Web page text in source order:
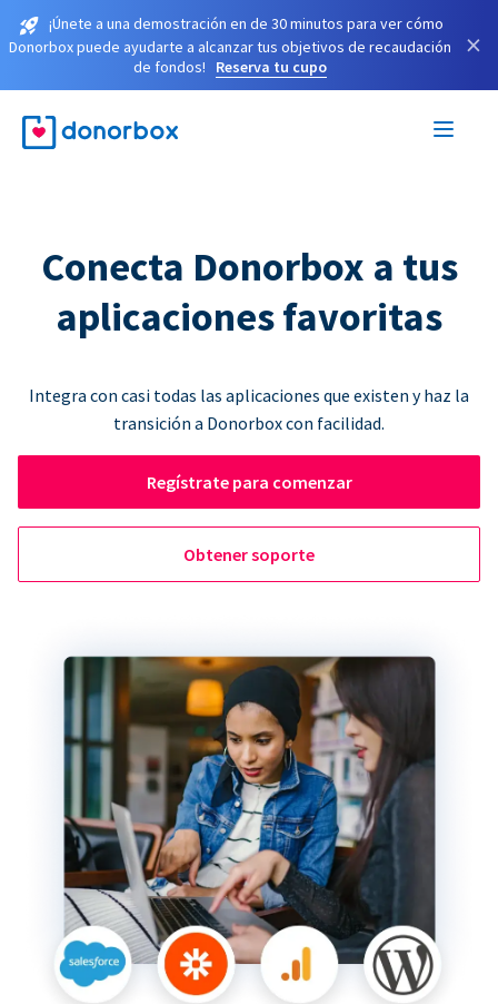
¡Únete a una demostración en de 30 minutos para ver cómo
Donorbox puede ayudarte a alcanzar tus objetivos de recaudación
de fondos!
Reserva tu cupo
×
Conecta Donorbox a tus
aplicaciones favoritas
Integra con casi todas las aplicaciones que existen y haz la
transición a Donorbox con facilidad.
Regístrate para comenzar
Obtener soporte